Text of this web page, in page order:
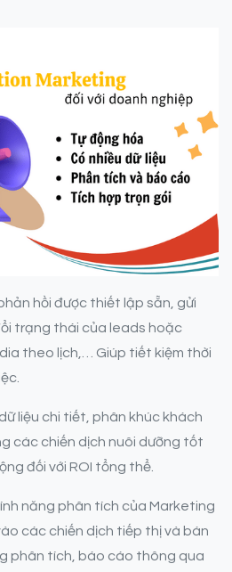
hồi được thiết lập sẵn, gửi
trạng thái của leads hoặc
theo lịch,… Giúp tiết kiệm thời
liệu chi tiết, phân khúc khách
các chiến dịch nuôi dưỡng tốt
đối với ROI tổng thể.
năng phân tích của Marketing
các chiến dịch tiếp thị và bán
phân tích, báo cáo thông qua